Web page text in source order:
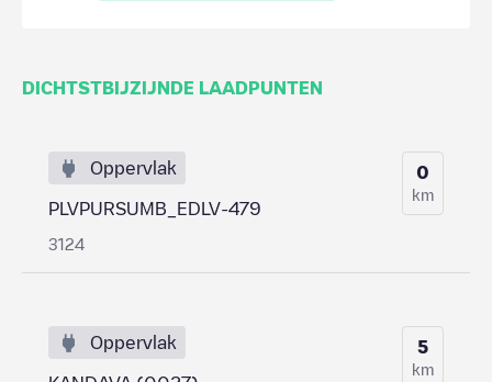
DICHTSTBIJZIJNDE LAADPUNTEN
Oppervlak
PLVPURSUMB_EDLV-479
3124
0
km
Oppervlak 5
km